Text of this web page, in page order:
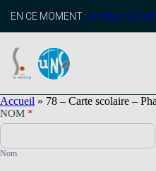
principal
EN CE MOMENT : profitez de
Accueil » 78 – Carte scolaire –
78
–
scolaire
NOM *
Nom
Nom